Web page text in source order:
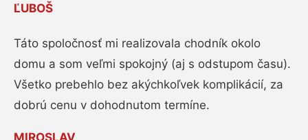
ĽUBOŠ
Táto spoločnosť mi realizovala chodník okolo
domu a som veľmi spokojný (aj s odstupom času).
Všetko prebehlo bez akýchkoľvek komplikácií, za
dobrú cenu v dohodnutom termíne.
MIROSLAV